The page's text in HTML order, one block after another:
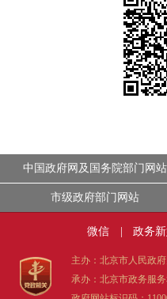
中国政府网及国务院部门网站
市级政府部门网站
微信 政务
主办：北京市人民政
承办：北京市政务服